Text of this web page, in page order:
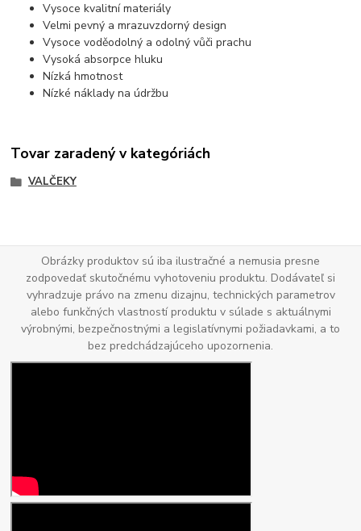
Vysoce kvalitní materiály
Velmi pevný a mrazuvzdorný design
Vysoce voděodolný a odolný vůči prachu
Vysoká absorpce hluku
Nízká hmotnost
Nízké náklady na údržbu
Tovar zaradený v kategóriách
VALČEKY
Obrázky produktov sú iba ilustračné a nemusia presne
zodpovedať skutočnému vyhotoveniu produktu. Dodávateľ si
vyhradzuje právo na zmenu dizajnu, technických parametrov
alebo funkčných vlastností produktu v súlade s aktuálnymi
výrobnými, bezpečnostnými a legislatívnymi požiadavkami, a to
bez predchádzajúceho upozornenia.